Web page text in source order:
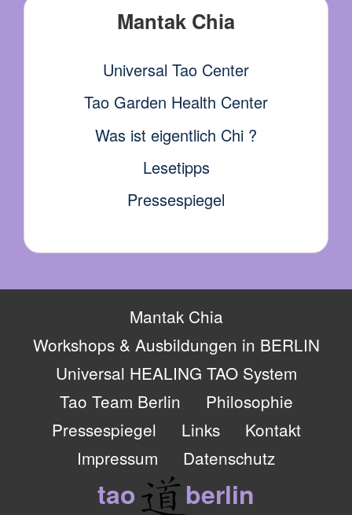
Mantak Chia
Universal Tao Center
Tao Garden Health Center
Was ist eigentlich Chi ?
Lesetipps
Pressespiegel
Mantak Chia
Workshops & Ausbildungen in BERLIN
Universal HEALING TAO System
Tao Team Berlin
Philosophie
Pressespiegel
Links
Kontakt
Impressum
Datenschutz
tao berlin